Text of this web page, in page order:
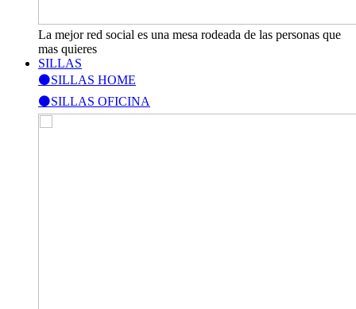
La mejor red social es una mesa rodeada de las personas que
mas quieres
SILLAS
⚫SILLAS HOME
⚫SILLAS OFICINA